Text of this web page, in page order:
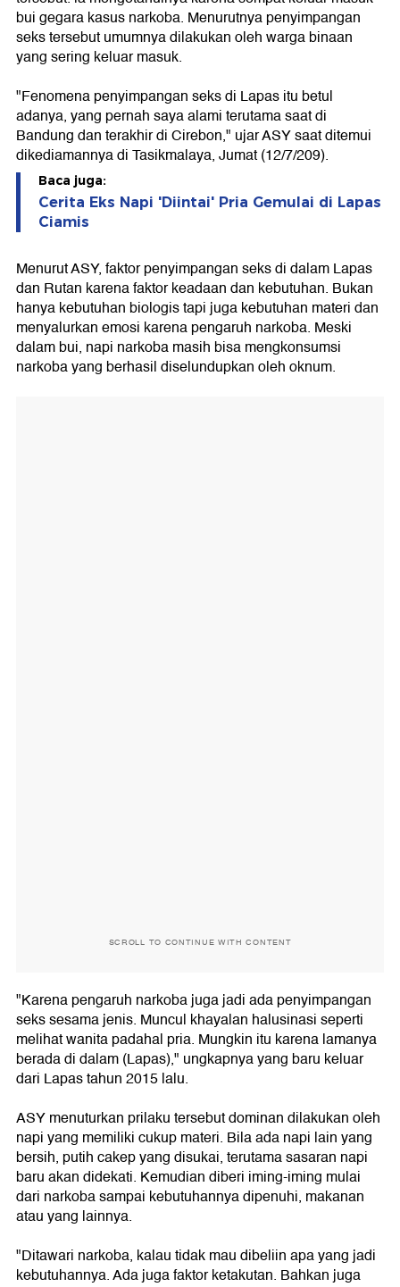
bui gegara kasus narkoba. Menurutnya penyimpangan
seks tersebut umumnya dilakukan oleh warga binaan
yang sering keluar masuk.
"Fenomena penyimpangan seks di Lapas itu betul
adanya, yang pernah saya alami terutama saat di
Bandung dan terakhir di Cirebon," ujar ASY saat ditemui
dikediamannya di Tasikmalaya, Jumat (12/7/209).
Baca juga:
Cerita Eks Napi 'Diintai' Pria Gemulai di Lapas
Ciamis
Menurut ASY, faktor penyimpangan seks di dalam Lapas
dan Rutan karena faktor keadaan dan kebutuhan. Bukan
hanya kebutuhan biologis tapi juga kebutuhan materi dan
menyalurkan emosi karena pengaruh narkoba. Meski
dalam bui, napi narkoba masih bisa mengkonsumsi
narkoba yang berhasil diselundupkan oleh oknum.
SCROLL TO CONTINUE WITH CONTENT
"Karena pengaruh narkoba juga jadi ada penyimpangan
seks sesama jenis. Muncul khayalan halusinasi seperti
melihat wanita padahal pria. Mungkin itu karena lamanya
berada di dalam (Lapas)," ungkapnya yang baru keluar
dari Lapas tahun 2015 lalu.
ASY menuturkan prilaku tersebut dominan dilakukan oleh
napi yang memiliki cukup materi. Bila ada napi lain yang
bersih, putih cakep yang disukai, terutama sasaran napi
baru akan didekati. Kemudian diberi iming-iming mulai
dari narkoba sampai kebutuhannya dipenuhi, makanan
atau yang lainnya.
"Ditawari narkoba, kalau tidak mau dibeliin apa yang jadi
kebutuhannya. Ada juga faktor ketakutan. Bahkan juga